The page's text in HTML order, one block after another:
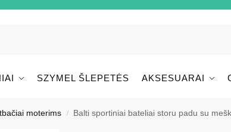
SZYMEL ŠLEPETĖS AKSESUARAI
moterims / Balti sportiniai bateliai storu padu su